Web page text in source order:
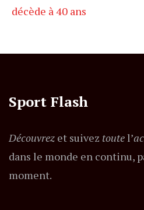
décède à 40 ans
Sport Flash
Découvrez et suivez toutel’
dans le monde en continu,
moment.